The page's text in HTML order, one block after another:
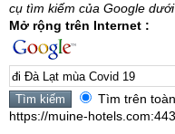
cụ tìm kiếm của Google
Mở rộng trên Internet :
Tìm trên
https://muine-hotels.com:443